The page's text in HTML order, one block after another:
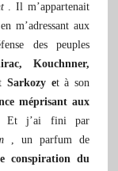
. Il m’appartenait
m’adressant aux
des peuples
Kouchnner,
Sarkozy et à son
méprisant aux
Et j’ai fini par
, un parfum de
conspiration du